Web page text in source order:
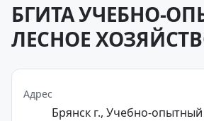
БГИТА УЧЕБНО-
ЛЕСНОЕ
Адрес
Брянск г., Учебно-опытный